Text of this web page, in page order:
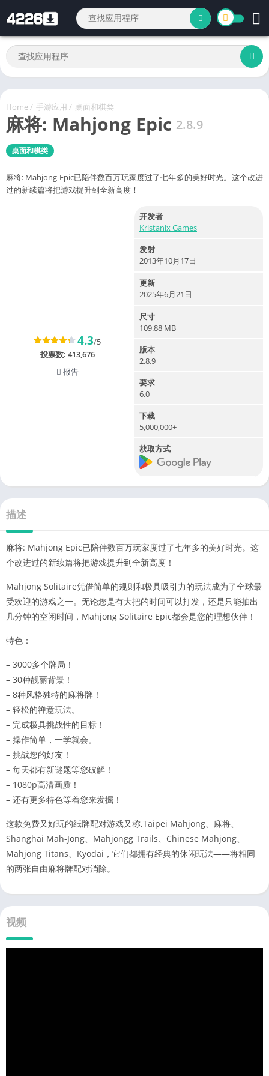
Home/ 手游应用 / 桌面和棋类
麻将: Mahjong Epic 2.8.9
桌面和棋类
麻将: Mahjong Epic已陪伴数百万玩家度过了七年多的美好时光。这个改进
过的新续篇将把游戏提升到全新高度！
4.3/5
投票数: 413,676
报告
开发者
Kristanix Games
发射
2013年10月17日
更新
2025年6月21日
尺寸
109.88 MB
版本
2.8.9
要求
6.0
下载
5,000,000+
获取方式
描述
麻将: Mahjong Epic已陪伴数百万玩家度过了七年多的美好时光。这
个改进过的新续篇将把游戏提升到全新高度！
Mahjong Solitaire凭借简单的规则和极具吸引力的玩法成为了全球最
受欢迎的游戏之一。无论您是有大把的时间可以打发，还是只能抽出
几分钟的空闲时间，Mahjong Solitaire Epic都会是您的理想伙伴！
特色：
– 3000多个牌局！
– 30种靓丽背景！
– 8种风格独特的麻将牌！
– 轻松的禅意玩法。
– 完成极具挑战性的目标！
– 操作简单，一学就会。
– 挑战您的好友！
– 每天都有新谜题等您破解！
– 1080p高清画质！
– 还有更多特色等着您来发掘！
这款免费又好玩的纸牌配对游戏又称,Taipei Mahjong、麻将、
Shanghai Mah-Jong、Mahjongg Trails、Chinese Mahjong、
Mahjong Titans、Kyodai，它们都拥有经典的休闲玩法——将相同
的两张自由麻将牌配对消除。
视频